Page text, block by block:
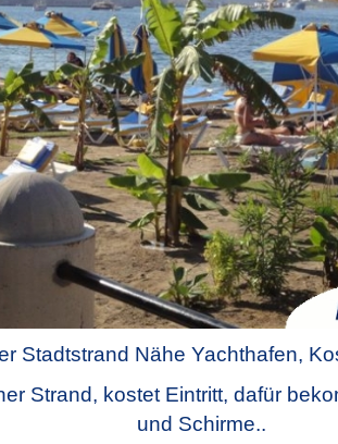
Stadtstrand Nähe Yachthafen,
Strand, kostet Eintritt, dafür
und Schirme..